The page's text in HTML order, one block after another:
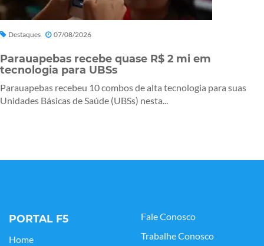
Destaques 07/08/2026
Parauapebas recebe quase R$ 2 mi em
tecnologia para UBSs
Parauapebas recebeu 10 combos de alta tecnologia para suas
Unidades Básicas de Saúde (UBSs) nesta...
PORTAL F5
Home
Fale Conosco
Trabalhe Conosco